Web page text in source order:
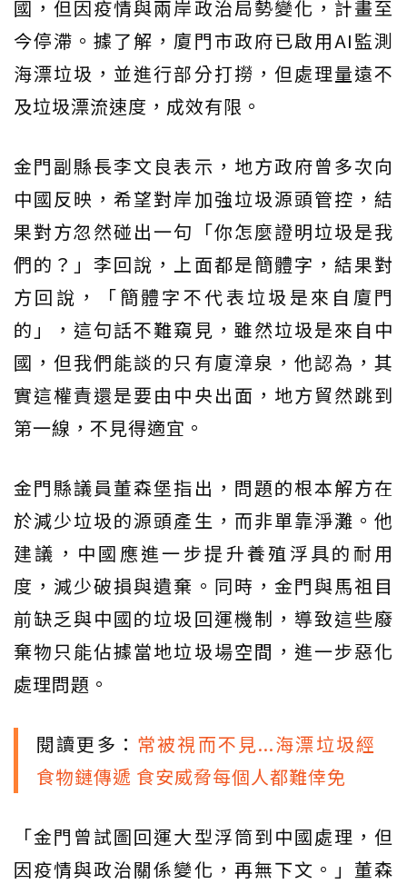
國，但因疫情與兩岸政治局勢變化，計畫至
今停滯。據了解，廈門市政府已啟用AI監測
海漂垃圾，並進行部分打撈，但處理量遠不
及垃圾漂流速度，成效有限。
金門副縣長李文良表示，地方政府曾多次向
中國反映，希望對岸加強垃圾源頭管控，結
果對方忽然碰出一句「你怎麼證明垃圾是我
們的？」李回說，上面都是簡體字，結果對
方回說，「簡體字不代表垃圾是來自廈門
的」，這句話不難窺見，雖然垃圾是來自中
國，但我們能談的只有廈漳泉，他認為，其
實這權責還是要由中央出面，地方貿然跳到
第一線，不見得適宜。
金門縣議員董森堡指出，問題的根本解方在
於減少垃圾的源頭產生，而非單靠淨灘。他
建議，中國應進一步提升養殖浮具的耐用
度，減少破損與遺棄。同時，金門與馬祖目
前缺乏與中國的垃圾回運機制，導致這些廢
棄物只能佔據當地垃圾場空間，進一步惡化
處理問題。
閱讀更多： 常被視而不見...海漂垃圾經
食物鏈傳遞 食安威脅每個人都難倖免
「金門曾試圖回運大型浮筒到中國處理，但
因疫情與政治關係變化，再無下文。」董森